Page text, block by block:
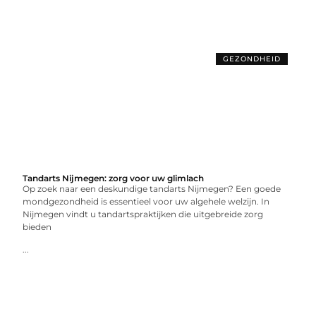
GEZONDHEID
Tandarts Nijmegen: zorg voor uw glimlach
Op zoek naar een deskundige tandarts Nijmegen? Een goede
mondgezondheid is essentieel voor uw algehele welzijn. In
Nijmegen vindt u tandartspraktijken die uitgebreide zorg
bieden
...